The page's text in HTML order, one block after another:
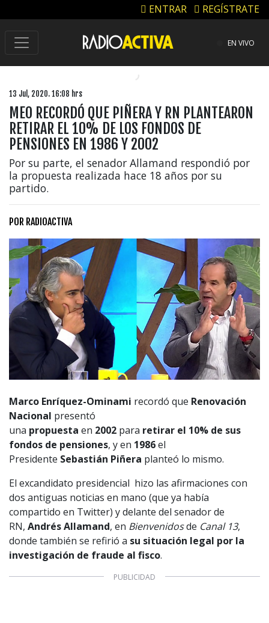
ENTRAR REGÍSTRATE
EN VIVO
13 Jul, 2020. 16:08 hrs
MEO RECORDÓ QUE PIÑERA Y RN PLANTEARON
RETIRAR EL 10% DE LOS FONDOS DE
PENSIONES EN 1986 Y 2002
Por su parte, el senador Allamand respondió por
la propuesta realizada hace 18 años por su
partido.
POR RADIOACTIVA
Marco Enríquez-Ominami recordó que Renovación
Nacional presentó
una propuesta en 2002 para retirar el 10% de sus
fondos de pensiones, y en 1986el
Presidente Sebastián Piñera planteó lo mismo.
El excandidato presidencial hizo las afirmaciones con
dos antiguas noticias en mano (que ya había
compartido en Twitter) y delante del senador de
RN, Andrés Allamand, en Bienvenidosde Canal 13,
donde también se refirió a su situación legal por la
investigación de fraude al fisco.